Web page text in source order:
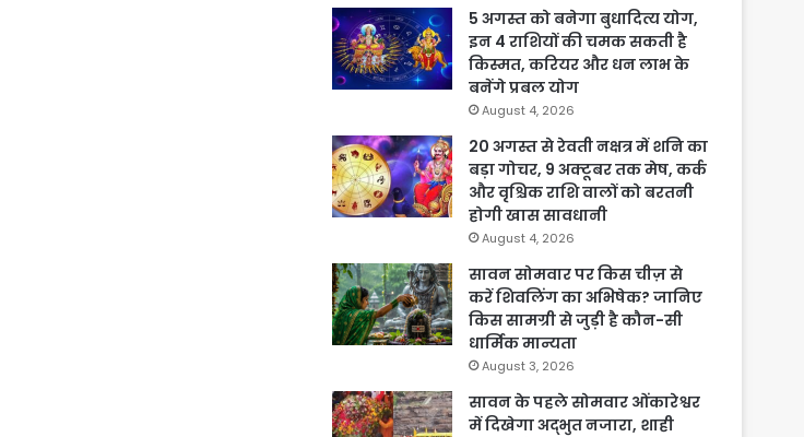
5 अगस्त को बनेगा बुधादित्य योग,
इन 4 राशियों की चमक सकती है
किस्मत, करियर और धन लाभ के
बनेंगे प्रबल योग
August 4, 2026
20 अगस्त से रेवती नक्षत्र में शनि का
बड़ा गोचर, 9 अक्टूबर तक मेष, कर्क
और वृश्चिक राशि वालों को बरतनी
होगी खास सावधानी
August 4, 2026
सावन सोमवार पर किस चीज़ से
करें शिवलिंग का अभिषेक? जानिए
किस सामग्री से जुड़ी है कौन-सी
धार्मिक मान्यता
August 3, 2026
सावन के पहले सोमवार ओंकारेश्वर
में दिखेगा अद्भुत नजारा, शाही